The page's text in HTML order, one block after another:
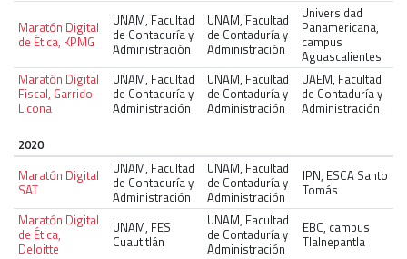
Maratón Digital
de Ética, KPMG
UNAM, Facultad
de Contaduría y
Administración
UNAM, Facultad
de Contaduría y
Administración
Universidad
Panamericana,
campus
Aguascalientes
Maratón Digital
Fiscal, Garrido
Licona
UNAM, Facultad
de Contaduría y
Administración
UNAM, Facultad
de Contaduría y
Administración
UAEM, Facultad
de Contaduría y
Administración
2020
Maratón Digital
SAT
UNAM, Facultad
de Contaduría y
Administración
UNAM, Facultad
de Contaduría y
Administración
IPN, ESCA Santo
Tomás
Maratón Digital
de Ética,
Deloitte
UNAM, FES
Cuautitlán
UNAM, Facultad
de Contaduría y
Administración
EBC, campus
Tlalnepantla